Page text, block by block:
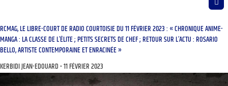
RCMAG, LE LIBRE-COURT DE RADIO COURTOISIE DU 11 FÉVRIER 2023 : « CHRONIQUE ANIME-
MANGA : LA CLASSE DE L’ÉLITE ; PETITS SECRETS DE CHEF ; RETOUR SUR L’ACTU : ROSARIO
BELLO, ARTISTE CONTEMPORAINE ET ENRACINÉE »
KERBIDI JEAN-EDOUARD 11 FÉVRIER 2023